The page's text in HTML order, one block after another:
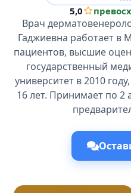
5,0
Врач
Гаджиевна работает в
пациентов, высшие
государственный
университет в 2010
16 лет. Принимает по 2